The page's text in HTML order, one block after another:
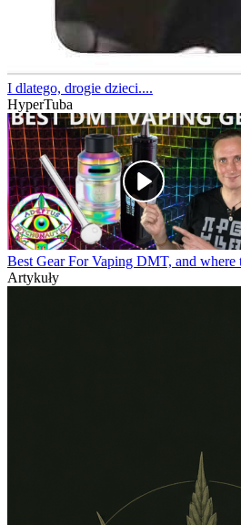
I dlatego, drogie dzieci....
HyperTuba
Best Gear For Vaping DMT, and where
Artykuły